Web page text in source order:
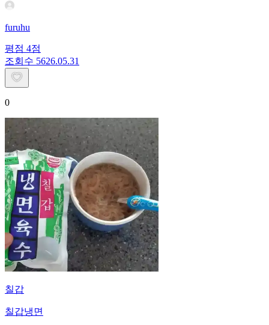
furuhu
평점 4점
조회수 5626.05.31
0
칠갑
칠갑냉면